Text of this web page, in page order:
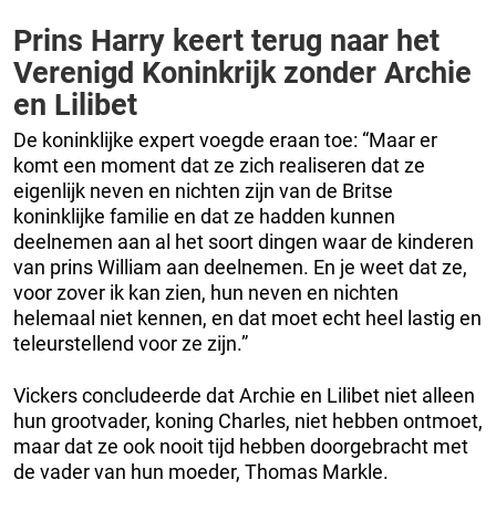
Prins Harry keert terug naar het
Verenigd Koninkrijk zonder Archie
en Lilibet
De koninklijke expert voegde eraan toe: “Maar er
komt een moment dat ze zich realiseren dat ze
eigenlijk neven en nichten zijn van de Britse
koninklijke familie en dat ze hadden kunnen
deelnemen aan al het soort dingen waar de kinderen
van prins William aan deelnemen. En je weet dat ze,
voor zover ik kan zien, hun neven en nichten
helemaal niet kennen, en dat moet echt heel lastig en
teleurstellend voor ze zijn.”
Vickers concludeerde dat Archie en Lilibet niet alleen
hun grootvader, koning Charles, niet hebben ontmoet,
maar dat ze ook nooit tijd hebben doorgebracht met
de vader van hun moeder, Thomas Markle.